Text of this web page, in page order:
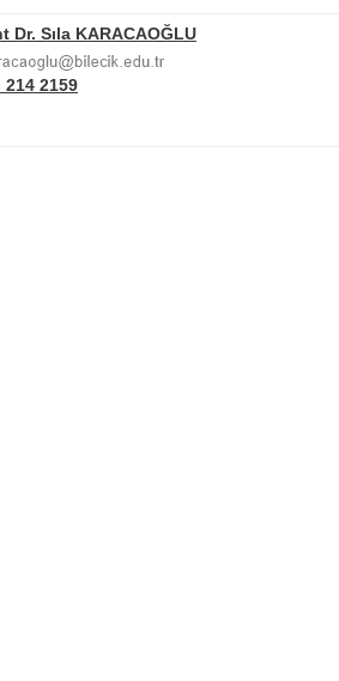
Dr. Sıla KARACAOĞLU
214 2159